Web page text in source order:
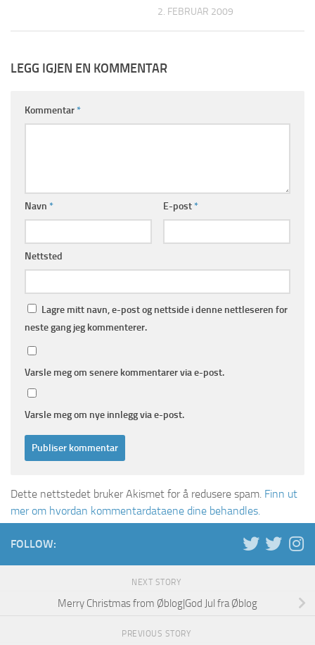
2. FEBRUAR 2009
LEGG IGJEN EN KOMMENTAR
Kommentar*
Navn * E-post*
Nettsted
Lagre mitt navn, e-post og nettside i denne nettleseren for
neste gang jeg kommenterer.
Varsle meg om senere kommentarer via e-post.
Varsle meg om nye innlegg via e-post.
Dette nettstedet bruker Akismet for å redusere spam. Finn ut
mer om hvordan kommentardataene dine behandles.
FOLLOW:
NEXT STORY
Merry Christmas from Øblog|God Jul fra Øblog
PREVIOUS STORY